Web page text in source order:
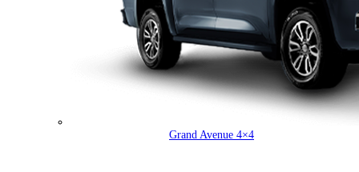
Grand Avenue 4×4